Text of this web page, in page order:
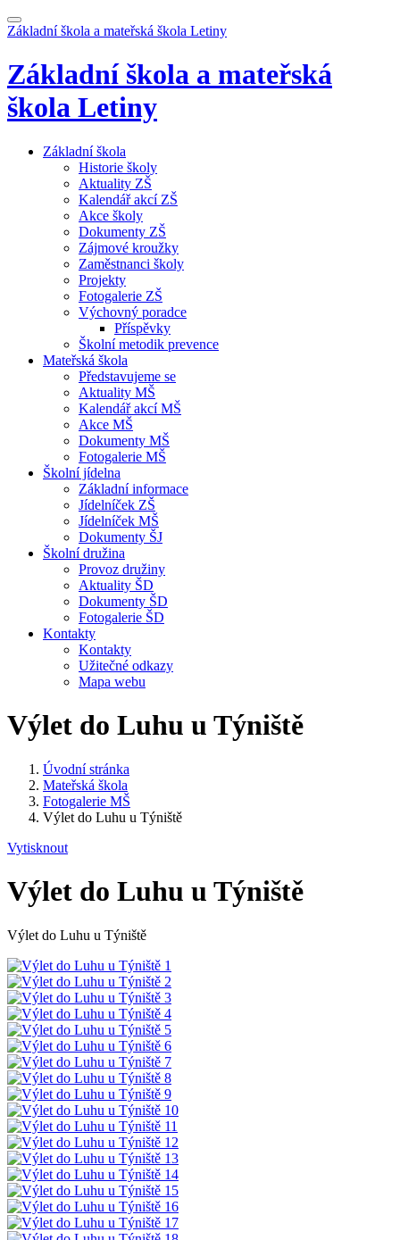
Základní škola a mateřská škola Letiny
Základní škola a mateřská
škola Letiny
Základní škola
Historie školy
Aktuality ZŠ
Kalendář akcí ZŠ
Akce školy
Dokumenty ZŠ
Zájmové kroužky
Zaměstnanci školy
Projekty
Fotogalerie ZŠ
Výchovný poradce
Příspěvky
Školní metodik prevence
Mateřská škola
Představujeme se
Aktuality MŠ
Kalendář akcí MŠ
Akce MŠ
Dokumenty MŠ
Fotogalerie MŠ
Školní jídelna
Základní informace
Jídelníček ZŠ
Jídelníček MŠ
Dokumenty ŠJ
Školní družina
Provoz družiny
Aktuality ŠD
Dokumenty ŠD
Fotogalerie ŠD
Kontakty
Kontakty
Užitečné odkazy
Mapa webu
Výlet do Luhu u Týniště
Úvodní stránka
Mateřská škola
Fotogalerie MŠ
Výlet do Luhu u Týniště
Vytisknout
Výlet do Luhu u Týniště
Výlet do Luhu u Týniště